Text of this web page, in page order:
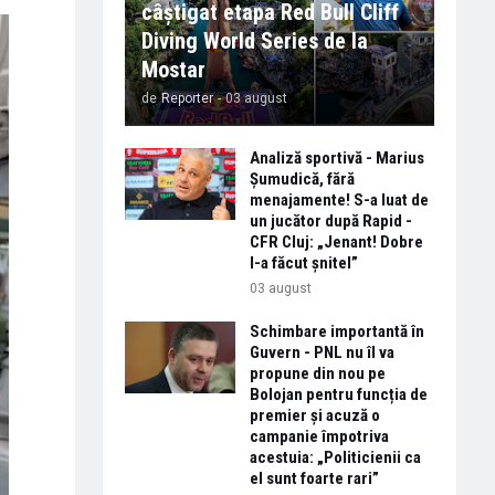
câștigat etapa Red Bull Cliff
Diving World Series de la
Mostar
de Reporter - 03 august
Analiză sportivă - Marius
Șumudică, fără
menajamente! S-a luat de
un jucător după Rapid -
CFR Cluj: „Jenant! Dobre
l-a făcut șnitel”
03 august
Schimbare importantă în
Guvern - PNL nu îl va
propune din nou pe
Bolojan pentru funcția de
premier și acuză o
campanie împotriva
acestuia: „Politicienii ca
el sunt foarte rari”